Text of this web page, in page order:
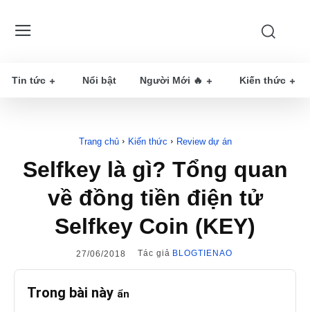
Tin tức Nổi bật Người Mới 🔥 Kiến thức
Trang chủ Kiến thức Review dự án
Selfkey là gì? Tổng quan
về đồng tiền điện tử
Selfkey Coin (KEY)
27/06/2018 Tác giả BLOGTIENAO
Trong bài này ẩn